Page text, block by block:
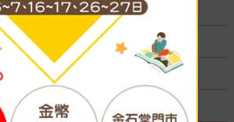
無庫存
無庫存
無庫存
無庫存